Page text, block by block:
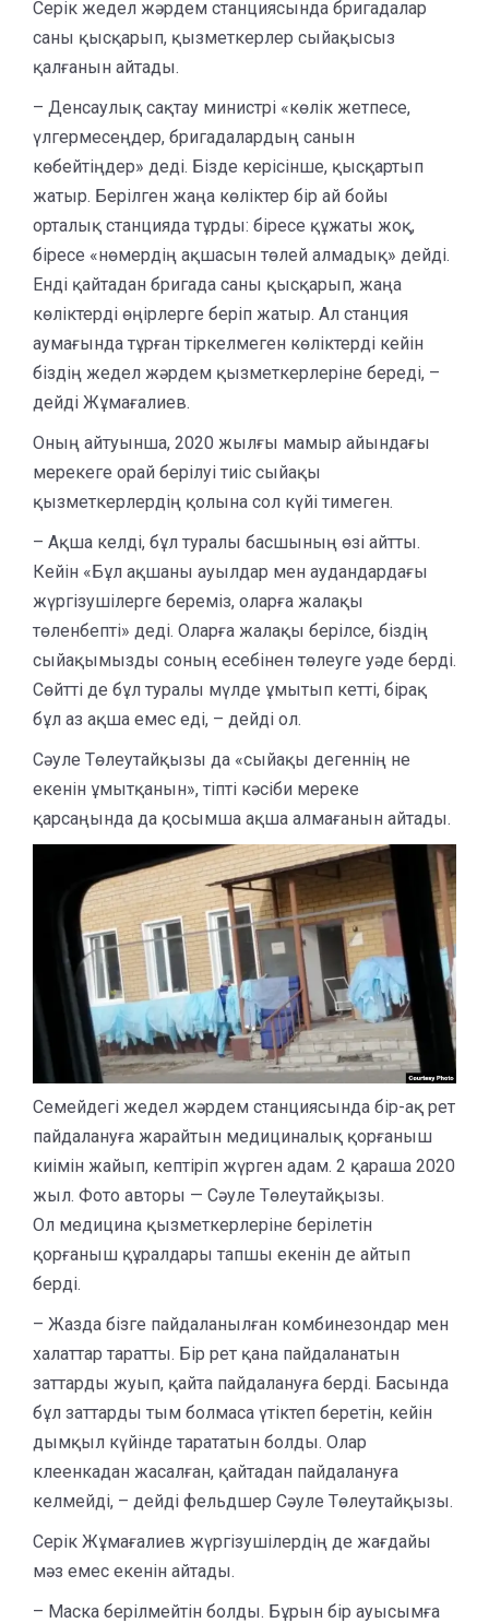
Серік жедел жәрдем станциясында бригадалар
саны қысқарып, қызметкерлер сыйақысыз
қалғанын айтады.
– Денсаулық сақтау министрі «көлік жетпесе,
үлгермесеңдер, бригадалардың санын
көбейтіңдер» деді. Бізде керісінше, қысқартып
жатыр. Берілген жаңа көліктер бір ай бойы
орталық станцияда тұрды: біресе құжаты жоқ,
біресе «нөмердің ақшасын төлей алмадық» дейді.
Енді қайтадан бригада саны қысқарып, жаңа
көліктерді өңірлерге беріп жатыр. Ал станция
аумағында тұрған тіркелмеген көліктерді кейін
біздің жедел жәрдем қызметкерлеріне береді, –
дейді Жұмағалиев.
Оның айтуынша, 2020 жылғы мамыр айындағы
мерекеге орай берілуі тиіс сыйақы
қызметкерлердің қолына сол күйі тимеген.
– Ақша келді, бұл туралы басшының өзі айтты.
Кейін «Бұл ақшаны ауылдар мен аудандардағы
жүргізушілерге береміз, оларға жалақы
төленбепті» деді. Оларға жалақы берілсе, біздің
сыйақымызды соның есебінен төлеуге уәде берді.
Сөйтті де бұл туралы мүлде ұмытып кетті, бірақ
бұл аз ақша емес еді, – дейді ол.
Сәуле Төлеутайқызы да «сыйақы дегеннің не
екенін ұмытқанын», тіпті кәсіби мереке
қарсаңында да қосымша ақша алмағанын айтады.
Семейдегі жедел жәрдем станциясында бір-ақ рет
пайдалануға жарайтын медициналық қорғаныш
киімін жайып, кептіріп жүрген адам. 2 қараша 2020
жыл. Фото авторы — Сәуле Төлеутайқызы.
Ол медицина қызметкерлеріне берілетін
қорғаныш құралдары тапшы екенін де айтып
берді.
– Жазда бізге пайдаланылған комбинезондар мен
халаттар таратты. Бір рет қана пайдаланатын
заттарды жуып, қайта пайдалануға берді. Басында
бұл заттарды тым болмаса үтіктеп беретін, кейін
дымқыл күйінде тарататын болды. Олар
клеенкадан жасалған, қайтадан пайдалануға
келмейді, – дейді фельдшер Сәуле Төлеутайқызы.
Серік Жұмағалиев жүргізушілердің де жағдайы
мәз емес екенін айтады.
– Маска берілмейтін болды. Бұрын бір ауысымға